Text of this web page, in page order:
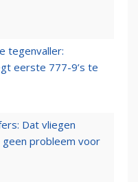
tegenvaller:
eerste 777-9’s te
Dat vliegen
probleem voor